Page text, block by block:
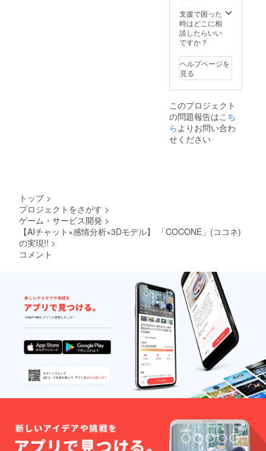
ますと
幸いで
す。 ※
画像に
は、イ
メージ
となり
ます。
ン価格
には送
料300円
が含ま
れてお
XL XXL
身丈 65
52 55
58 63
肩幅 42
46 50
54 57
袖丈 19
20 22
24 25
が含ま
れてお
りま
す。ご
けます
と幸い
です。
支援で困った
時はどこに相
談したらいい
ですか？
ヘルプページを
見る
このプロジェクト
の問題報告はこち
ら よりお問い合わ
せください
トップ >
プロジェクトをさがす >
ゲーム・サービス開発 >
【AIチャット×感情分析×3Dモデル】 「COCONE」(ココネ)
の実現!! >
コメント